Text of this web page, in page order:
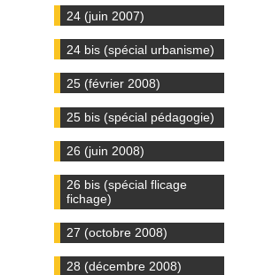
24 (juin 2007)
24 bis (spécial urbanisme)
25 (février 2008)
25 bis (spécial pédagogie)
26 (juin 2008)
26 bis (spécial flicage
fichage)
27 (octobre 2008)
28 (décembre 2008)